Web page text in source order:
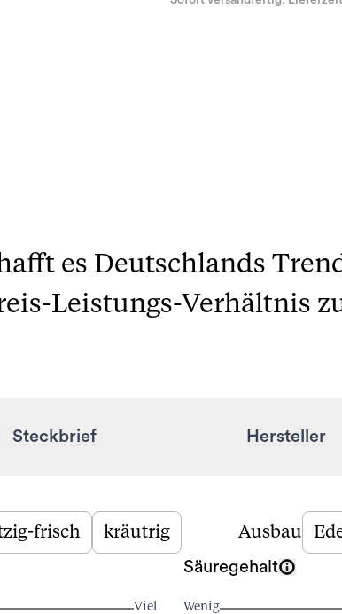
es Deutschlands
Leistungs-Verhältnis
Steckbrief Hersteller
frisch kräutrig Ausbau
Viel
Säuregehalt
Wenig